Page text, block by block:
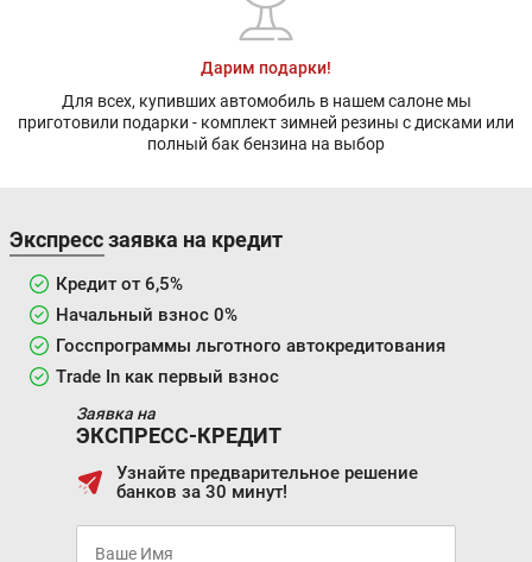
Дарим подарки!
Для всех, купивших автомобиль в нашем салоне мы
приготовили подарки - комплект зимней резины с дисками или
полный бак бензина на выбор
Экспресс заявка на кредит
Кредит от 6,5%
Начальный взнос 0%
Госспрограммы льготного автокредитования
Trade In как первый взнос
Заявка на
ЭКСПРЕСС-КРЕДИТ
Узнайте предварительное решение
банков за 30 минут!